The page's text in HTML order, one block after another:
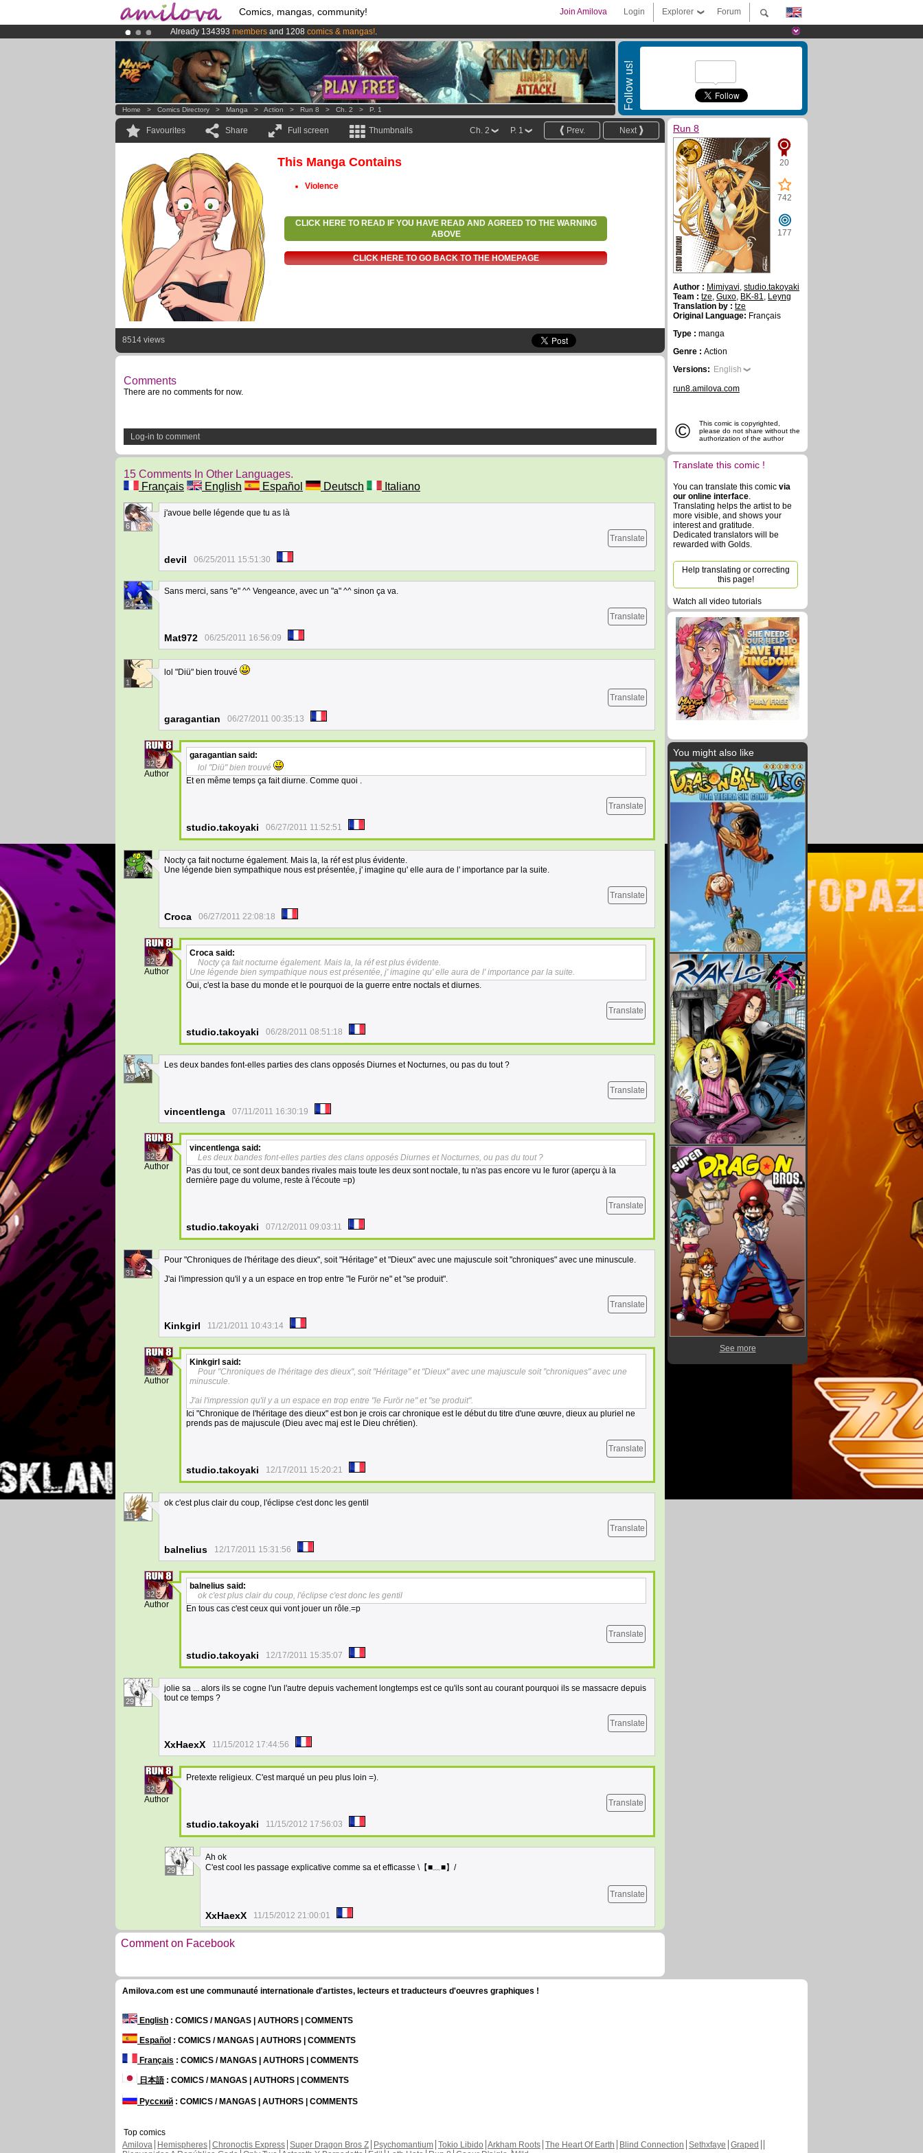
Comics, mangas, community! Forum
Explorer
Login
Join Amilova
Already 134393 members and 1208 comics & mangas!.
Premium membership from3.95 eurosper month !Get membership now
AmilovaKickstarter is now LIVE!.
Follow us!
Home > Comics Directory > Manga > Action > Run 8 > Ch. 2 > P. 1
Favourites Share Full screen Thumbnails Next
Prev.
P. 1
Ch. 2
This Manga Contains
Violence
CLICK HERE TO READ IF YOU HAVE READ AND AGREED TO THE WARNING
ABOVE
CLICK HERE TO GO BACK TO THE HOMEPAGE
8514 views
Comments
There are no comments for now.
Log-in to comment
15 Comments In Other Languages.
Français
English Español Deutsch Italiano
6
j'avoue belle légende que tu as là
Translate
devil 06/25/2011 15:51:30
24
Sans merci, sans "e" ^^ Vengeance, avec un "a" ^^ sinon ça va.
Translate
Mat972 06/25/2011 16:56:09
1
lol "Diü" bien trouvé
Translate
garagantian 06/27/2011 00:35:13
32
Author
garagantian said:
lol "Diü" bien trouvé
Et en même temps ça fait diurne. Comme quoi .
Translate
studio.takoyaki 06/27/2011 11:52:51
17
Nocty ça fait nocturne également. Mais la, la réf est plus évidente.
Une légende bien sympathique nous est présentée, j' imagine qu' elle aura de l' importance par la suite.
Translate
Croca 06/27/2011 22:08:18
32
Author
Croca said:
Nocty ça fait nocturne également. Mais la, la réf est plus évidente.
Une légende bien sympathique nous est présentée, j' imagine qu' elle aura de l' importance par la suite.
Oui, c'est la base du monde et le pourquoi de la guerre entre noctals et diurnes.
Translate
studio.takoyaki 06/28/2011 08:51:18
29
Les deux bandes font-elles parties des clans opposés Diurnes et Nocturnes, ou pas du tout ?
Translate
vincentlenga 07/11/2011 16:30:19
32
Author
vincentlenga said:
Les deux bandes font-elles parties des clans opposés Diurnes et Nocturnes, ou pas du tout ?
Pas du tout, ce sont deux bandes rivales mais toute les deux sont noctale, tu n'as pas encore vu le furor (aperçu à la
dernière page du volume, reste à l'écoute =p)
Translate
studio.takoyaki 07/12/2011 09:03:11
31
Pour "Chroniques de l'héritage des dieux", soit "Héritage" et "Dieux" avec une majuscule soit "chroniques" avec une minuscule.
J'ai l'impression qu'il y a un espace en trop entre "le Furör ne" et "se produit".
Translate
Kinkgirl 11/21/2011 10:43:14
32
Author
Kinkgirl said:
Pour "Chroniques de l'héritage des dieux", soit "Héritage" et "Dieux" avec une majuscule soit "chroniques" avec une
minuscule.
J'ai l'impression qu'il y a un espace en trop entre "le Furör ne" et "se produit".
Ici "Chronique de l'héritage des dieux" est bon je crois car chronique est le début du titre d'une œuvre, dieux au pluriel ne
prends pas de majuscule (Dieu avec maj est le Dieu chrétien).
Translate
studio.takoyaki 12/17/2011 15:20:21
11
ok c'est plus clair du coup, l'éclipse c'est donc les gentil
Translate
balnelius 12/17/2011 15:31:56
32
Author
balnelius said:
ok c'est plus clair du coup, l'éclipse c'est donc les gentil
En tous cas c'est ceux qui vont jouer un rôle.=p
Translate
studio.takoyaki 12/17/2011 15:35:07
29
jolie sa ... alors ils se cogne l'un l'autre depuis vachement longtemps est ce qu'ils sont au courant pourquoi ils se massacre depuis
tout ce temps ?
Translate
XxHaexX 11/15/2012 17:44:56
32
Author
Pretexte religieux. C'est marqué un peu plus loin =).
Translate
studio.takoyaki 11/15/2012 17:56:03
29
Ah ok
C'est cool les passage explicative comme sa et efficasse \【■﹏■】/
Translate
XxHaexX 11/15/2012 21:00:01
Comment on Facebook
Run 8
20
742
177
Author : Mimiyavi, studio.takoyaki
Team : tze, Guxo, BK-81, Leyng
Translation by : tze
Original Language: Français
Type : manga
Genre : Action
Versions: English
run8.amilova.com
©
This comic is copyrighted,
please do not share without the
authorization of the author
Translate this comic !
You can translate this comic via
our online interface.
Translating helps the artist to be
more visible, and shows your
interest and gratitude.
Dedicated translators will be
rewarded with Golds.
Help translating or correcting
this page!
Watch all video tutorials
You might also like
See more
Amilova.com est une communauté internationale d'artistes, lecteurs et traducteurs d'oeuvres graphiques !
English : COMICS / MANGAS | AUTHORS | COMMENTS
Español : COMICS / MANGAS | AUTHORS | COMMENTS
Français : COMICS / MANGAS | AUTHORS | COMMENTS
日本語: COMICS / MANGAS | AUTHORS | COMMENTS
Русский : COMICS / MANGAS | AUTHORS | COMMENTS
Top comics
Amilova
Hemispheres Chronoctis Express Super Dragon Bros Z Psychomantium Tokio Libido Arkham Roots The Heart Of Earth Blind Connection Sethxfaye Graped